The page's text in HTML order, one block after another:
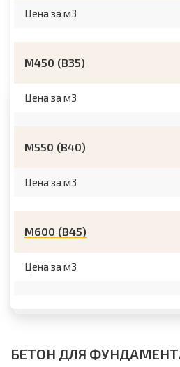
Цена за м3
М450 (B35)
Цена за м3
М550 (B40)
Цена за м3
М600 (B45)
Цена за м3
БЕТОН ДЛЯ